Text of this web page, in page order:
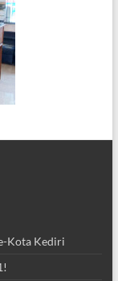
Kota Kediri